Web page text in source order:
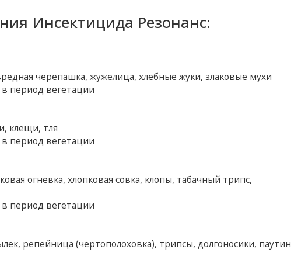
Инсектицида Резонанс:
черепашка, жужелица, хлебные жуки, злаковые мухи
период вегетации
клещи, тля
период вегетации
огневка, хлопковая совка, клопы, табачный трипс,
период вегетации
репейница (чертополоховка), трипсы, долгоносики,